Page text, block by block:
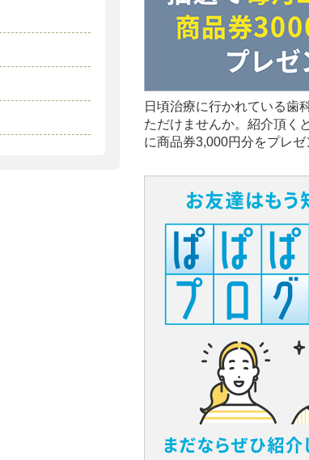
日頃治療に行かれている歯
ただけませんか。紹介頂く
に商品券3,000円分をプレゼ